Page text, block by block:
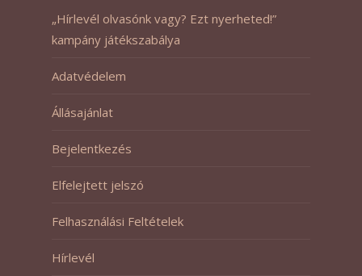
„Hírlevél olvasónk vagy? Ezt nyerheted!”
kampány játékszabálya
Adatvédelem
Állásajánlat
Bejelentkezés
Elfelejtett jelszó
Felhasználási Feltételek
Hírlevél